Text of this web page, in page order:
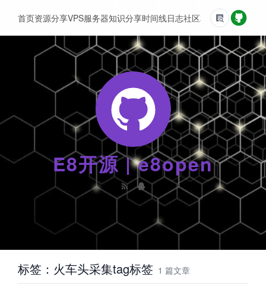
E8开源 | e8open
首页资源分享VPS服务器知识分享时间线日志社区友情链接
标签：火车头采集tag标签 1 篇文章